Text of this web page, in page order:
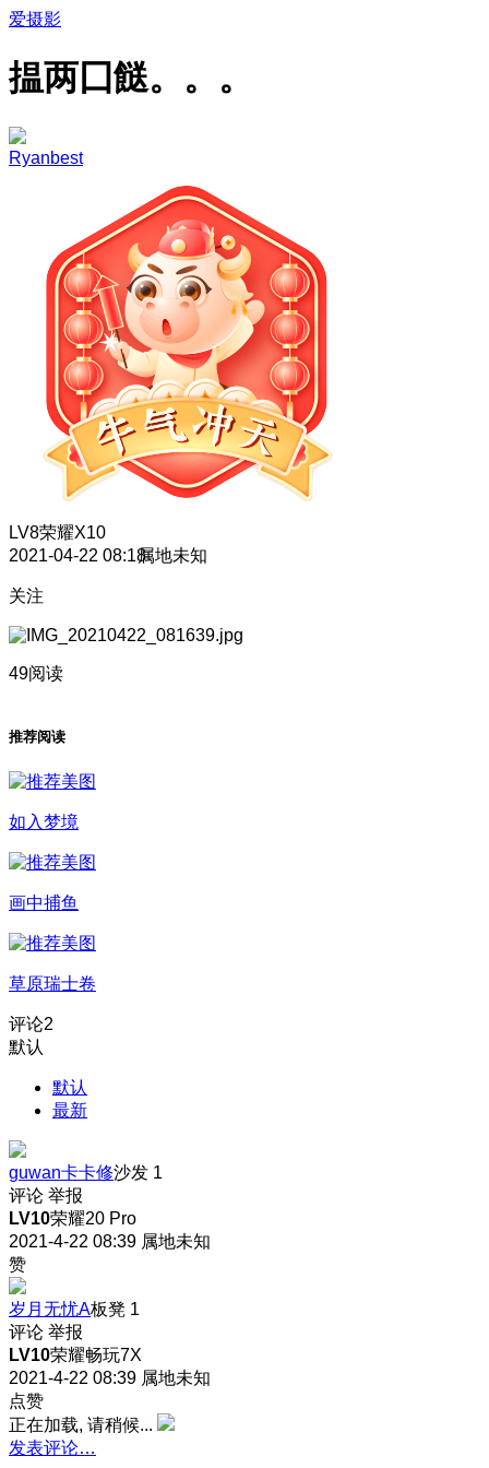
爱摄影
揾两囗餸。。。
Ryanbest
LV8荣耀X10
2021-04-22 08:18属地未知
关注
49阅读
推荐阅读
如入梦境
画中捕鱼
草原瑞士卷
评论2
默认
默认
最新
guwan卡卡修沙发 1
评论 举报
LV10荣耀20 Pro
2021-4-22 08:39 属地未知
赞
岁月无忧A板凳 1
评论 举报
LV10荣耀畅玩7X
2021-4-22 08:39 属地未知
点赞
正在加载, 请稍候...
发表评论…